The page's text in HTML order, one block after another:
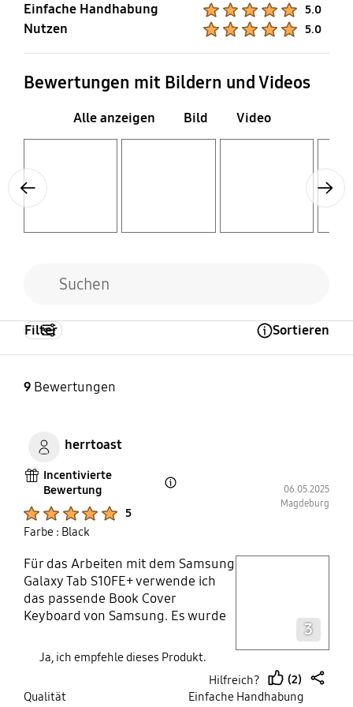
Einfache Handhabung 5.0
Nutzen 5.0
Bewertungen mit Bildern und Videos
Alle anzeigen Bild Video
9Bewertungen
Filter Sortieren
herrtoast
Incentivierte
Bewertung
5
06.05.2025
Magdeburg
Farbe : Black
Für das Arbeiten mit dem Samsung
Galaxy Tab S10FE+ verwende ich
das passende Book Cover
Keyboard von Samsung. Es wurde
funktionalen Verpackung geliefert
und machte bereits beim
Auspacken einen hochwertigen
Eindruck. Die Inbetriebnahme war
3
Ja, ich empfehle dieses Produkt.
Hilfreich?
thumb
(2)
Qualität Einfache Handhabung